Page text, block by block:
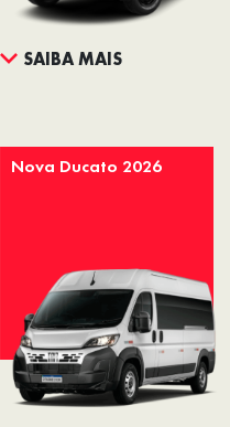
SAIBA MAIS
Nova Ducato 2026